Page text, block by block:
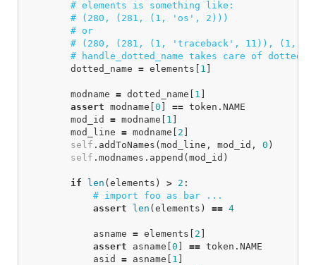
dotted_name = elements 1
modname = dotted_name 1
assert modname 0 == token . NAME
mod_id
= modname 1
mod_line = modname 2
self . addToNames ( mod_line , mod_id , 0 )
self . modnames . append ( mod_id )
if len ( elements ) > 2 :
assert
len ( elements ) == 4
asname = elements 2
assert
asname 0 == token . NAME
asid
= asname 1